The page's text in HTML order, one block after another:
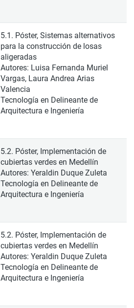
5.1. Póster, Sistemas alternativos
para la construcción de losas
aligeradas
Autores: Luisa Fernanda Muriel
Vargas, Laura Andrea Arias
Valencia
Tecnología en Delineante de
Arquitectura e Ingeniería
5.2. Póster, Implementación de
cubiertas verdes en Medellín
Autores: Yeraldin Duque Zuleta
Tecnología en Delineante de
Arquitectura e Ingeniería
5.2. Póster, Implementación de
cubiertas verdes en Medellín
Autores: Yeraldin Duque Zuleta
Tecnología en Delineante de
Arquitectura e Ingeniería